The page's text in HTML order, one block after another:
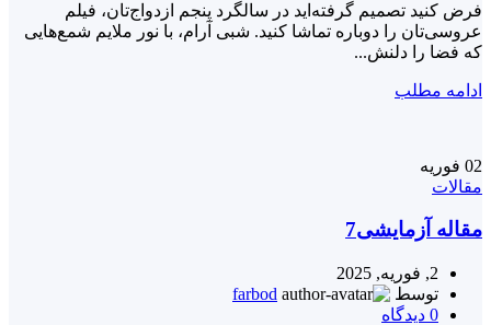
فرض کنید تصمیم گرفته‌اید در سالگرد پنجم ازدواج‌تان، فیلم
عروسی‌تان را دوباره تماشا کنید. شبی آرام، با نور ملایم شمع‌هایی
که فضا را دلنش...
ادامه مطلب
02 فوریه
مقالات
مقاله آزمایشی7
2, فوریه, 2025
توسط
farbod
0 دیدگاه